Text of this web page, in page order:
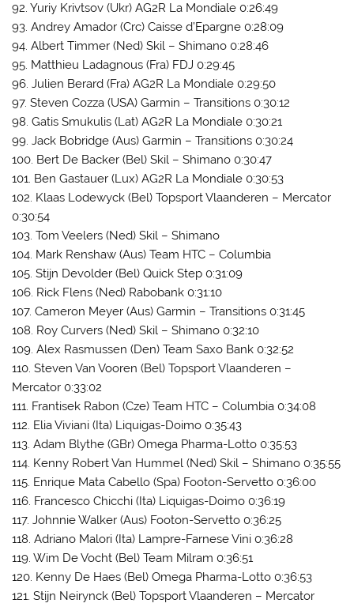
92. Yuriy Krivtsov (Ukr) AG2R La Mondiale 0:26:49
93. Andrey Amador (Crc) Caisse d’Epargne 0:28:09
94. Albert Timmer (Ned) Skil – Shimano 0:28:46
95. Matthieu Ladagnous (Fra) FDJ 0:29:45
96. Julien Berard (Fra) AG2R La Mondiale 0:29:50
97. Steven Cozza (USA) Garmin – Transitions 0:30:12
98. Gatis Smukulis (Lat) AG2R La Mondiale 0:30:21
99. Jack Bobridge (Aus) Garmin – Transitions 0:30:24
100. Bert De Backer (Bel) Skil – Shimano 0:30:47
101. Ben Gastauer (Lux) AG2R La Mondiale 0:30:53
102. Klaas Lodewyck (Bel) Topsport Vlaanderen – Mercator
0:30:54
103. Tom Veelers (Ned) Skil – Shimano
104. Mark Renshaw (Aus) Team HTC – Columbia
105. Stijn Devolder (Bel) Quick Step 0:31:09
106. Rick Flens (Ned) Rabobank 0:31:10
107. Cameron Meyer (Aus) Garmin – Transitions 0:31:45
108. Roy Curvers (Ned) Skil – Shimano 0:32:10
109. Alex Rasmussen (Den) Team Saxo Bank 0:32:52
110. Steven Van Vooren (Bel) Topsport Vlaanderen –
Mercator 0:33:02
111. Frantisek Rabon (Cze) Team HTC – Columbia 0:34:08
112. Elia Viviani (Ita) Liquigas-Doimo 0:35:43
113. Adam Blythe (GBr) Omega Pharma-Lotto 0:35:53
114. Kenny Robert Van Hummel (Ned) Skil – Shimano 0:35:55
115. Enrique Mata Cabello (Spa) Footon-Servetto 0:36:00
116. Francesco Chicchi (Ita) Liquigas-Doimo 0:36:19
117. Johnnie Walker (Aus) Footon-Servetto 0:36:25
118. Adriano Malori (Ita) Lampre-Farnese Vini 0:36:28
119. Wim De Vocht (Bel) Team Milram 0:36:51
120. Kenny De Haes (Bel) Omega Pharma-Lotto 0:36:53
121. Stijn Neirynck (Bel) Topsport Vlaanderen – Mercator